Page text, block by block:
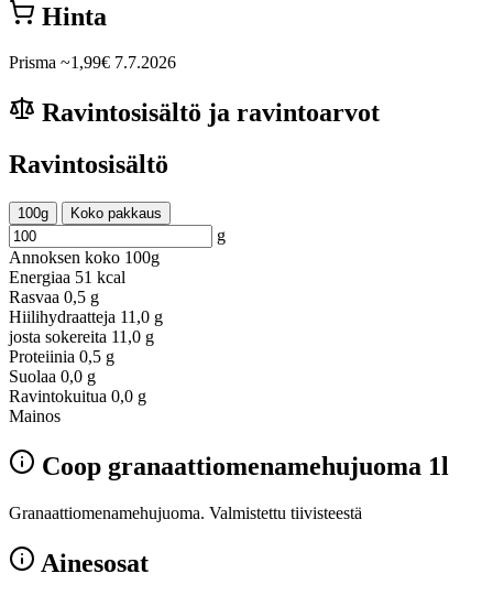
Hinta
Prisma ~1,99€ 7.7.2026
Ravintosisältö ja ravintoarvot
Ravintosisältö
100g Koko pakkaus
g
Annoksen koko 100g
Energiaa 51 kcal
Rasvaa 0,5 g
Hiilihydraatteja 11,0 g
josta sokereita 11,0 g
Proteiinia 0,5 g
Suolaa 0,0 g
Ravintokuitua 0,0 g
Mainos
Coop granaattiomenamehujuoma 1l
Granaattiomenamehujuoma. Valmistettu tiivisteestä
Ainesosat